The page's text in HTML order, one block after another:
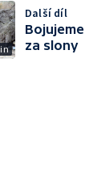
Další díl
Bojujeme
za slony